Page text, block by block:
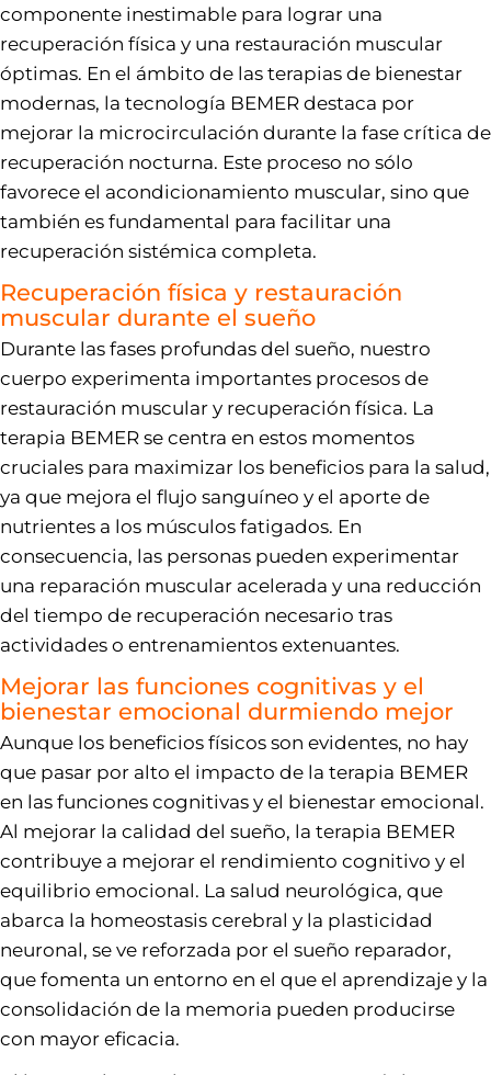
componente inestimable para lograr una
recuperación física y una restauración muscular
óptimas. En el ámbito de las terapias de bienestar
modernas, la tecnología BEMER destaca por
mejorar la microcirculación durante la fase crítica de
recuperación nocturna. Este proceso no sólo
favorece el acondicionamiento muscular, sino que
también es fundamental para facilitar una
recuperación sistémica completa.
Recuperación física y restauración
muscular durante el sueño
Durante las fases profundas del sueño, nuestro
cuerpo experimenta importantes procesos de
restauración muscular y recuperación física. La
terapia BEMER se centra en estos momentos
cruciales para maximizar los beneficios para la salud,
ya que mejora el flujo sanguíneo y el aporte de
nutrientes a los músculos fatigados. En
consecuencia, las personas pueden experimentar
una reparación muscular acelerada y una reducción
del tiempo de recuperación necesario tras
actividades o entrenamientos extenuantes.
Mejorar las funciones cognitivas y el
bienestar emocional durmiendo mejor
Aunque los beneficios físicos son evidentes, no hay
que pasar por alto el impacto de la terapia BEMER
en las funciones cognitivas y el bienestar emocional.
Al mejorar la calidad del sueño, la terapia BEMER
contribuye a mejorar el rendimiento cognitivo y el
equilibrio emocional. La salud neurológica, que
abarca la homeostasis cerebral y la plasticidad
neuronal, se ve reforzada por el sueño reparador,
que fomenta un entorno en el que el aprendizaje y la
consolidación de la memoria pueden producirse
con mayor eficacia.